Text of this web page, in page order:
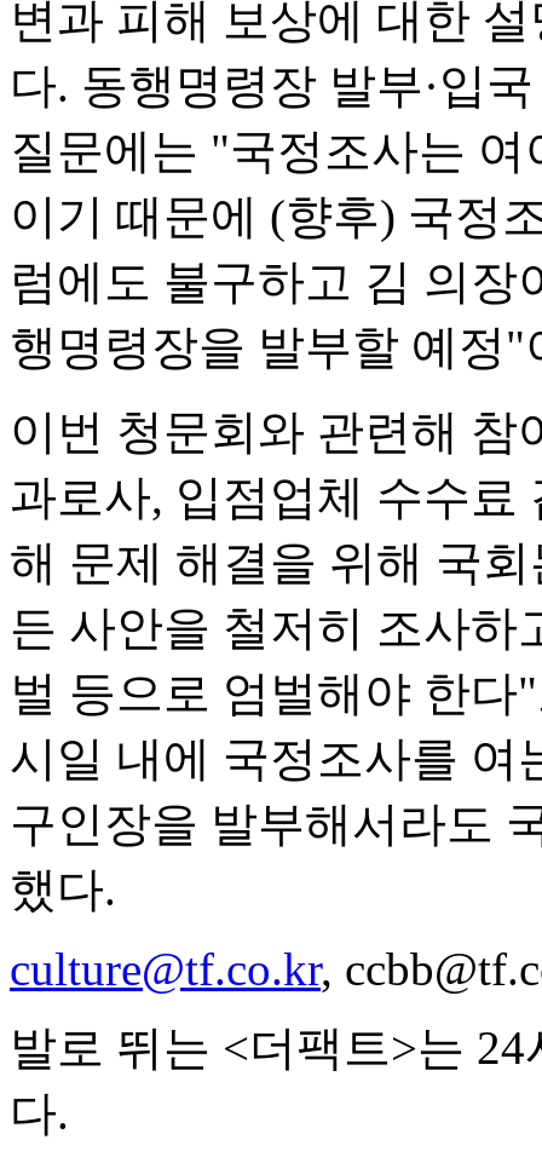
변과 피해 보상에 대한
다. 동행명령장 발부·입
질문에는 "국정조사는
이기 때문에 (향후) 국정
럼에도 불구하고 김 의
행명령장을 발부할 예정"
이번 청문회와 관련해
과로사, 입점업체 수수료
해 문제 해결을 위해 국
든 사안을 철저히 조사하
벌 등으로 엄벌해야 한
시일 내에 국정조사를 여
구인장을 발부해서라도
했다.
culture@tf.co.kr,
발로 뛰는 <더팩트>는
다.